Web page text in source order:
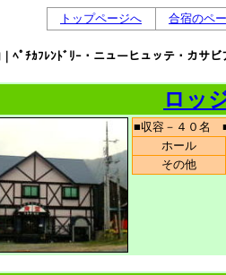
トップページへ 合宿のペ
ﾍﾟﾁｶﾌﾚﾝﾄﾞﾘｰ・ニューヒュッテ・カサ
ロッ
■収容－４０名
ホール
その他